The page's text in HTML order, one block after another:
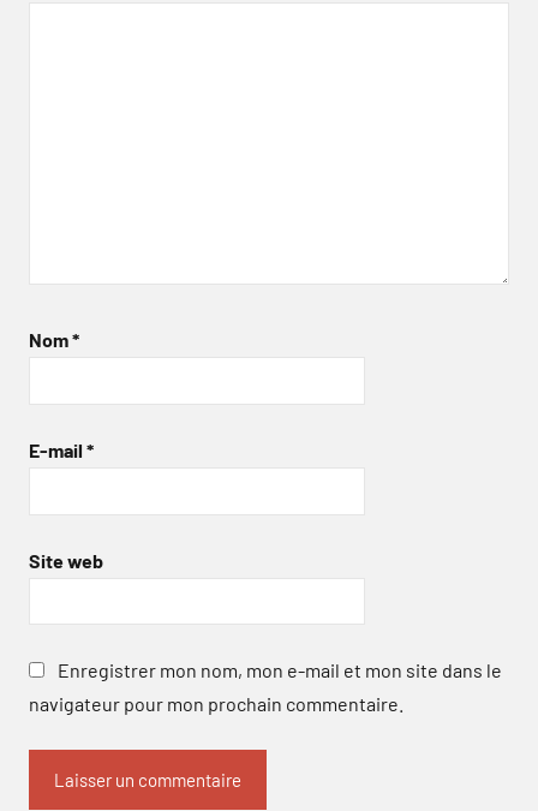
Nom*
E-mail *
Site web
Enregistrer mon nom, mon e-mail et mon site dans le
navigateur pour mon prochain commentaire.